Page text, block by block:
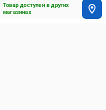
Товар доступен в других
магазинах